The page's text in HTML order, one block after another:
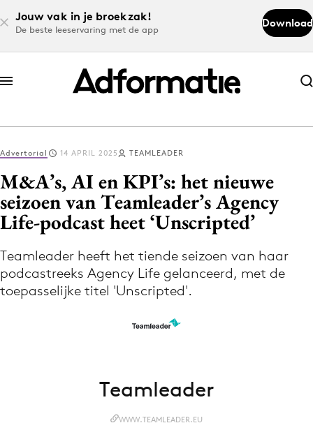
Jouw vak in je broekzak!
De beste leeservaring met de app
Download
Abonneer nu
Abonneer nu
Log in
Download de app
Volg het laatste nieuws via de Adformatie
Nieuws app
Advertorial 14 APRIL 2025 TEAMLEADER
M&A’s, AI en KPI’s: het nieuwe
seizoen van Teamleader’s Agency
Life-podcast heet ‘Unscripted’
Teamleader heeft het tiende seizoen van haar
podcastreeks Agency Life gelanceerd, met de
toepasselijke titel 'Unscripted'.
Teamleader
WWW.TEAMLEADER.EU